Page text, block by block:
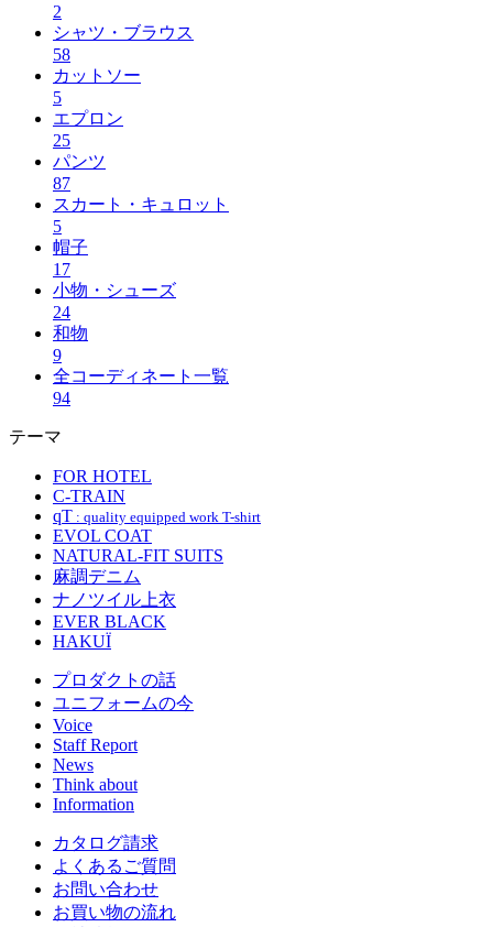
2
シャツ・ブラウス
58
カットソー
5
エプロン
25
パンツ
87
スカート・キュロット
5
帽子
17
小物・シューズ
24
和物
9
全コーディネート一覧
94
テーマ
FOR HOTEL
C-TRAIN
qT : quality equipped work T-shirt
EVOL COAT
NATURAL-FIT SUITS
麻調デニム
ナノツイル上衣
EVER BLACK
HAKUÏ
プロダクトの話
ユニフォームの今
Voice
Staff Report
News
Think about
Information
カタログ請求
よくあるご質問
お問い合わせ
お買い物の流れ